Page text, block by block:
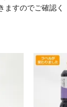
ますのでご確認く